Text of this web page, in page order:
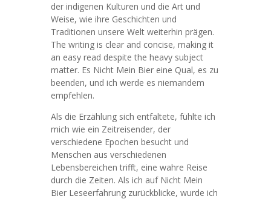
der indigenen Kulturen und die Art und
Weise, wie ihre Geschichten und
Traditionen unsere Welt weiterhin prägen.
The writing is clear and concise, making it
an easy read despite the heavy subject
matter. Es Nicht Mein Bier eine Qual, es zu
beenden, und ich werde es niemandem
empfehlen.
Als die Erzählung sich entfaltete, fühlte ich
mich wie ein Zeitreisender, der
verschiedene Epochen besucht und
Menschen aus verschiedenen
Lebensbereichen trifft, eine wahre Reise
durch die Zeiten. Als ich auf Nicht Mein
Bier Leseerfahrung zurückblicke, wurde ich